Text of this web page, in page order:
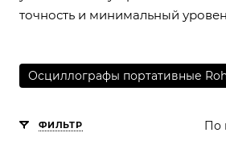
точность и минимальный
Осциллографы портативные
ФИЛЬТР